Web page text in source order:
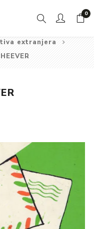
0
extranjera